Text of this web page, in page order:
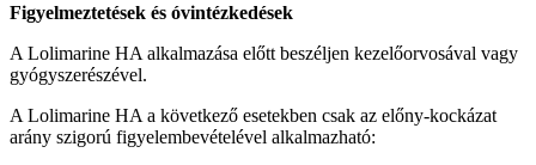
Figyelmeztetések és óvintézkedések
A Lolimarine HA alkalmazása előtt beszéljen kezelőorvosával vagy
gyógyszerészével.
A Lolimarine HA a következő esetekben csak az előny-kockázat
arány szigorú figyelembevételével alkalmazható: